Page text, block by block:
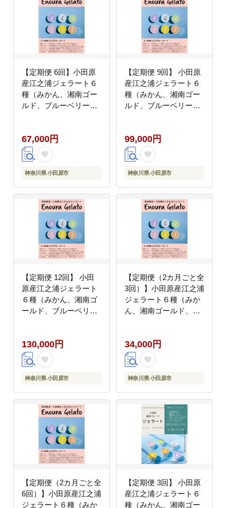
【定期便 6回】小田原
産江之浦ジェラート６
種（みかん、湘南ゴー
ルド、ブルーベリーミ
夏ヨーグルト）120ml
カップ各１個合計６個
67,000円
神奈川県 小田原市
【定期便 9回】 小田原
産江之浦ジェラート６
種（みかん、湘南ゴー
ルド、ブルーベリーミ
夏ヨーグルト）120ml
カップ各１個合計６個
99,000円
神奈川県 小田原市
【定期便 12回】 小田
原産江之浦ジェラート
６種（みかん、湘南ゴ
ールド、ブルーベリー
ト、甘夏ヨーグルト）
120mlカップ各１個合
計６個
130,000円
神奈川県 小田原市
【定期便（2カ月ごと全
3回）】小田原産江之浦
ジェラート６種（みか
ん、湘南ゴールド、ブ
ーグルト、甘夏ヨーグ
ルト）120mlカップ各
１個合計６個
34,000円
神奈川県 小田原市
【定期便（2カ月ごと全
6回）】小田原産江之浦
ジェラート６種（みか
【定期便 3回】 小田原
産江之浦ジェラート６
種（みかん、湘南ゴー